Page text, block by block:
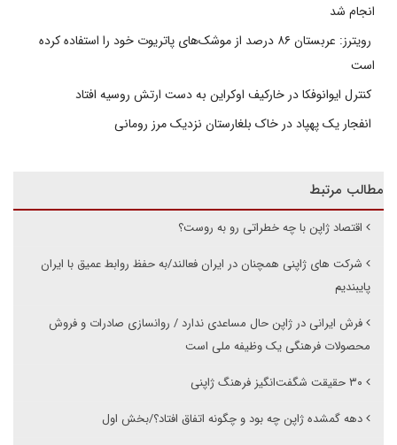
انجام شد
رویترز: عربستان ۸۶ درصد از موشک‌های پاتریوت خود را استفاده کرده
است
کنترل ایوانوفکا در خارکیف اوکراین به دست ارتش روسیه افتاد
انفجار یک پهپاد در خاک بلغارستان نزدیک مرز رومانی
مطالب مرتبط
اقتصاد ژاپن با چه خطراتی رو به روست؟
شرکت های ژاپنی همچنان در ایران فعالند/به حفظ روابط عمیق با ایران
پایبندیم
فرش ایرانی در ژاپن حال مساعدی ندارد / روانسازی صادرات و فروش
محصولات فرهنگی یک وظیفه ملی است
۳۰ حقیقت شگفت‌انگیز فرهنگ ژاپنی
دهه گمشده ژاپن چه بود و چگونه اتفاق افتاد؟/بخش اول